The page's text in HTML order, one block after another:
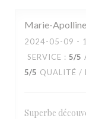
Marie-Apolline
2024-05-09 -
SERVICE : 5/5
5/5 QUALITÉ /
Superbe